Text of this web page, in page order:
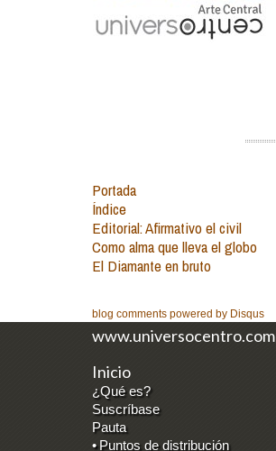
Portada
Índice
Editorial: Afirmativo el civil
Como alma que lleva el globo
El Diamante en bruto
blog comments powered by Disqus
www.universocentro.com
Inicio
¿Qué es?
Suscríbase
Pauta
• Puntos de distribución